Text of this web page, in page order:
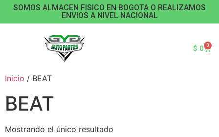
SOMOS ALMACEN FISICO EN BOGOTA O REALIZAMOS
ENVIOS A NIVEL NACIONAL
$ 0 0
Inicio / BEAT
BEAT
Mostrando el único resultado